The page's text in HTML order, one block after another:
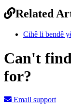
Related
Cihê li bendê
Can't
for?
Email support